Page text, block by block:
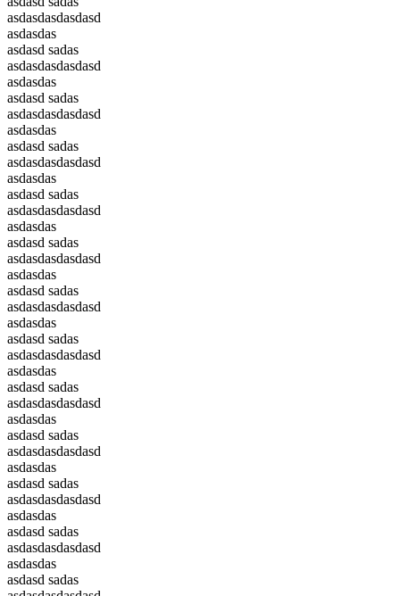
asdasdasdasdasd
asdasdas
asdasd sadas
asdasdasdasdasd
asdasdas
asdasd sadas
asdasdasdasdasd
asdasdas
asdasd sadas
asdasdasdasdasd
asdasdas
asdasd sadas
asdasdasdasdasd
asdasdas
asdasd sadas
asdasdasdasdasd
asdasdas
asdasd sadas
asdasdasdasdasd
asdasdas
asdasd sadas
asdasdasdasdasd
asdasdas
asdasd sadas
asdasdasdasdasd
asdasdas
asdasd sadas
asdasdasdasdasd
asdasdas
asdasd sadas
asdasdasdasdasd
asdasdas
asdasd sadas
asdasdasdasdasd
asdasdas
asdasd sadas